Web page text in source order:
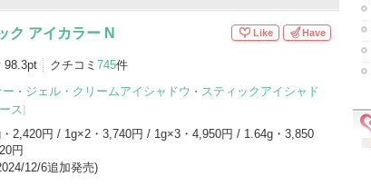
イクブラシ（72）
パウダーチーク（26）
ィクリーム・オイル（25）
ク アイカラー N
98.3pt クチコミ 745件
・ ジェル・クリームアイシャドウ ・ スティックアイシャド
ス]
・2,420円 / 1g×2・3,740円 / 1g×3・4,950円 / 1.64g・3,850
円
12/6追加発売)
Like Have